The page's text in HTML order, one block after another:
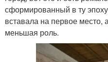
сформированный в ту
вставала на первое место,
меньшая роль.